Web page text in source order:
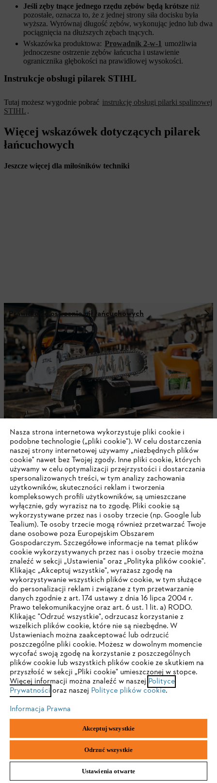
Jeśli zęby tnące jednego rzędu zębów będą krótsze niż
pozostałe, oznacza to, że z jednej strony siła docisku była
wyższa. Wyrównaj długość zębów, wykonując jedno lub dwa
pociągnięcia na dłuższych zębach tnących.
Wskazówka produktowa: Prowadnik 2-w-1 umożliwia
jednoczesne ostrzenie zębów łańcucha i ustawienie
ogranicznika głębokości na prawidłowej wysokości.
Instrukcje obsługi pilarek STIHL
Tutaj możesz wygodnie pobrać instrukcję obsługi pilarki spalinowej
STIHL .
Więcej wskazówek dotyczących pilarek
łańcuchowych
Jeszcze więcej dla miłośników techniki
Prawidłowe ostrzenie pił łańcuchowych
Środki ochrony osobistej
Pilarki łańcuchowe
Bądź na bieżąco dzięki Newsletterowi STIHL
ADRES E-MAIL
#STIHL
TWOJA PRZEGLĄDARKA NIE JEST
OBSŁUGIWANA
Korzystasz z przeglądarki, której jeszcze nie obsługujemy. W
celu optymalnego korzystania z naszej strony zalecamy
przejście do jednej z następujących przeglądarek:
Firefox Chrome
Nasza strona internetowa wykorzystuje pliki cookie i
podobne technologie („pliki cookie"). W celu dostarczenia
naszej strony internetowej używamy „niezbędnych plików
cookie" nawet bez Twojej zgody. Inne pliki cookie, których
używamy w celu optymalizacji przejrzystości i dostarczania
spersonalizowanych treści, w tym analizy zachowania
użytkowników, skuteczności reklam i tworzenia
kompleksowych profili użytkowników, są umieszczane
wyłącznie, gdy wyrazisz na to zgodę. Pliki cookie są
wykorzystywane przez nas i osoby trzecie (np. Google lub
Tealium). Te osoby trzecie mogą również przetwarzać Twoje
dane osobowe poza Europejskim Obszarem
Gospodarczym. Szczegółowe informacje na temat plików
cookie wykorzystywanych przez nas i osoby trzecie można
znaleźć w sekcji „Ustawienia" oraz „Polityka plików cookie".
Klikając „Akceptuj wszystkie", wyrażasz zgodę na
wykorzystywanie wszystkich plików cookie, w tym służące
do personalizacji reklam i związane z tym przetwarzanie
danych zgodnie z art. 174 ustawy z dnia 16 lipca 2004 r.
Prawo telekomunikacyjne oraz art. 6 ust. 1 lit. a) RODO.
Klikając "Odrzuć wszystkie", odrzucasz korzystanie z
wszelkich plików cookie, które nie są niezbędne. W
Ustawieniach można zaakceptować lub odrzucić
poszczególne pliki cookie. Możesz w dowolnym momencie
wycofać swoją zgodę na korzystanie z poszczególnych
plików cookie lub wszystkich plików cookie ze skutkiem na
przyszłość w sekcji „Pliki cookie" umieszczonej w stopce.
Więcej informacji można znaleźć w naszej Polityce
Prywatności oraz naszej Polityce plików cookie.
Informacja Prawna
Akceptuj wszystkie
Odrzuć wszystkie
Ustawienia otwarte